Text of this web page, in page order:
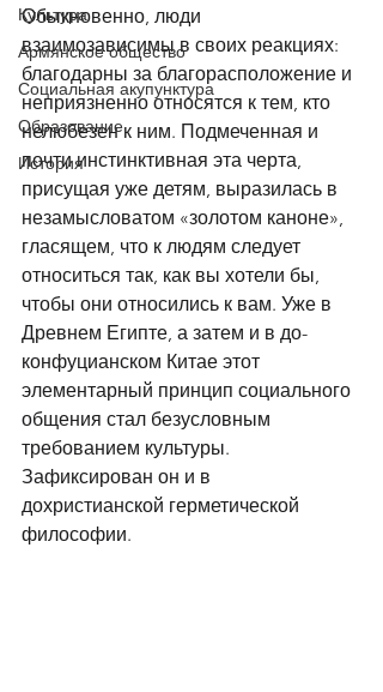
Культура
Армянское общество
Социальная акупунктура
Образование
История
Обыкновенно, люди
взаимозависимы в своих реакциях:
благодарны за благорасположение и
неприязненно относятся к тем, кто
нелюбезен к ним. Подмеченная и
почти инстинктивная эта черта,
присущая уже детям, выразилась в
незамысловатом «золотом каноне»,
гласящем, что к людям следует
относиться так, как вы хотели бы,
чтобы они относились к вам. Уже в
Древнем Египте, а затем и в до-
конфуцианском Китае этот
элементарный принцип социального
общения стал безусловным
требованием культуры.
Зафиксирован он и в
дохристианской герметической
философии.